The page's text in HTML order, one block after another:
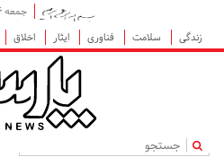
جمعه ۱۶ مرداد ۱۴۰۵
زندگی
سلامت فناوری ایثار اخلاق
|